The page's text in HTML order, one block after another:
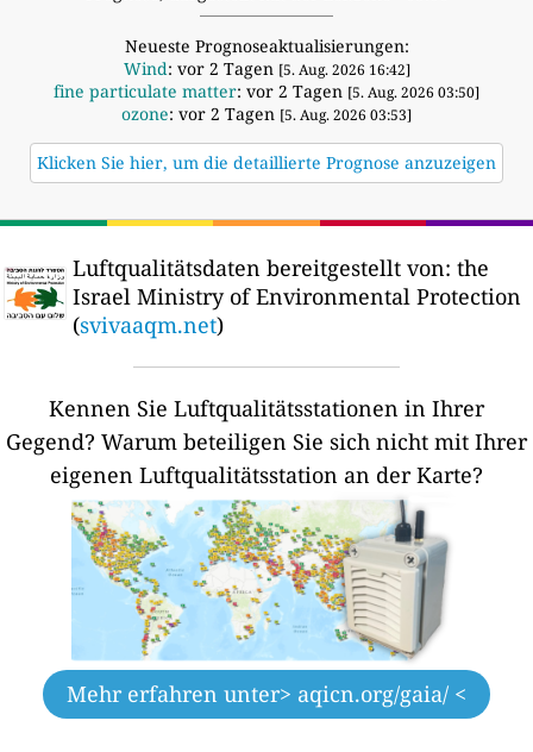
Neueste Prognoseaktualisierungen:
Wind: vor 2 Tagen [5. Aug. 2026 16:42]
fine particulate matter: vor 2 Tagen [5. Aug. 2026 03:50]
ozone: vor 2 Tagen [5. Aug. 2026 03:53]
Klicken Sie hier, um die detaillierte Prognose anzuzeigen
Luftqualitätsdaten bereitgestellt von: the
Israel Ministry of Environmental Protection
(svivaaqm.net)
Kennen Sie Luftqualitätsstationen in Ihrer
Gegend? Warum beteiligen Sie sich nicht mit Ihrer
eigenen Luftqualitätsstation an der Karte?
Mehr erfahren unter> aqicn.org/gaia/ <